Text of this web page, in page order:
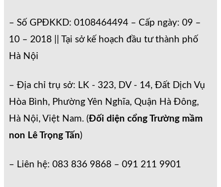
– Số GPĐKKD: 0108464494 – Cấp ngày: 09 –
10 – 2018 || Tại sở kế hoạch đầu tư thành phố
Hà Nội
– Địa chỉ trụ sở: LK - 323, DV - 14, Đất Dịch Vụ
Hòa Bình, Phường Yên Nghĩa, Quận Hà Đông,
Hà Nội, Việt Nam. (Đối diện cổng Trường mầm
non Lê Trọng Tấn)
– Liên hệ: 083 836 9868 – 091 211 9901